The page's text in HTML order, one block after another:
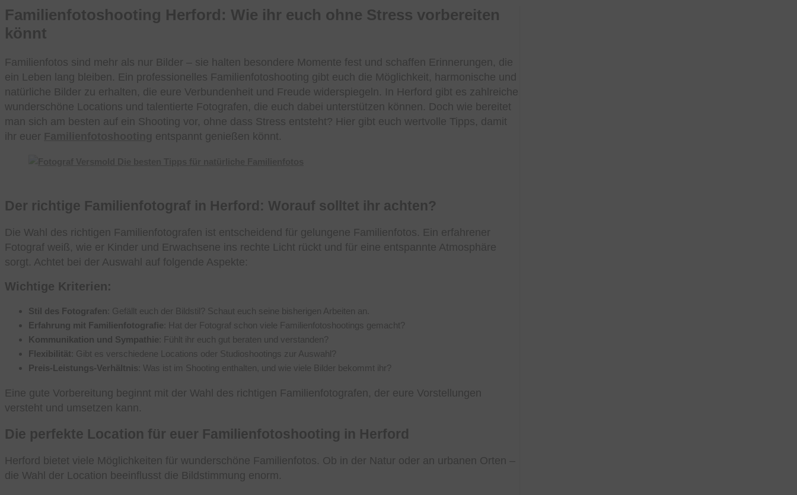
Familienfotoshooting Herford: Wie ihr euch ohne Stress vorbereiten
könnt
Familienfotos sind mehr als nur Bilder – sie halten besondere Momente fest und schaffen Erinnerungen, die
ein Leben lang bleiben. Ein professionelles Familienfotoshooting gibt euch die Möglichkeit, harmonische und
natürliche Bilder zu erhalten, die eure Verbundenheit und Freude widerspiegeln. In Herford gibt es zahlreiche
wunderschöne Locations und talentierte Fotografen, die euch dabei unterstützen können. Doch wie bereitet
man sich am besten auf ein Shooting vor, ohne dass Stress entsteht? Hier gibt euch wertvolle Tipps, damit
ihr euer
entspannt genießen könnt.
Der richtige Familienfotograf in Herford: Worauf solltet ihr achten?
Die Wahl des richtigen Familienfotografen ist entscheidend für gelungene Familienfotos. Ein erfahrener
Fotograf weiß, wie er Kinder und Erwachsene ins rechte Licht rückt und für eine entspannte Atmosphäre
sorgt. Achtet bei der Auswahl auf folgende Aspekte:
Wichtige Kriterien:
Stil des Fotografen : Gefällt euch der Bildstil? Schaut euch seine bisherigen Arbeiten an.
Erfahrung mit Familienfotografie : Hat der Fotograf schon viele Familienfotoshootings gemacht?
Kommunikation und Sympathie : Fühlt ihr euch gut beraten und verstanden?
Flexibilität : Gibt es verschiedene Locations oder Studioshootings zur Auswahl?
Preis-Leistungs-Verhältnis : Was ist im Shooting enthalten, und wie viele Bilder bekommt ihr?
Eine gute Vorbereitung beginnt mit der Wahl des richtigen Familienfotografen, der eure Vorstellungen
versteht und umsetzen kann.
Die perfekte Location für euer Familienfotoshooting in Herford
Herford bietet viele Möglichkeiten für wunderschöne Familienfotos. Ob in der Natur oder an urbanen Orten –
die Wahl der Location beeinflusst die Bildstimmung enorm.